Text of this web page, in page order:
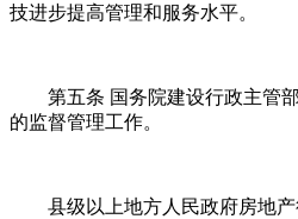
技进步提高管理和服务水平。
第五条 国务院建设行政主管
的监督管理工作。
县级以上地方人民政府房地